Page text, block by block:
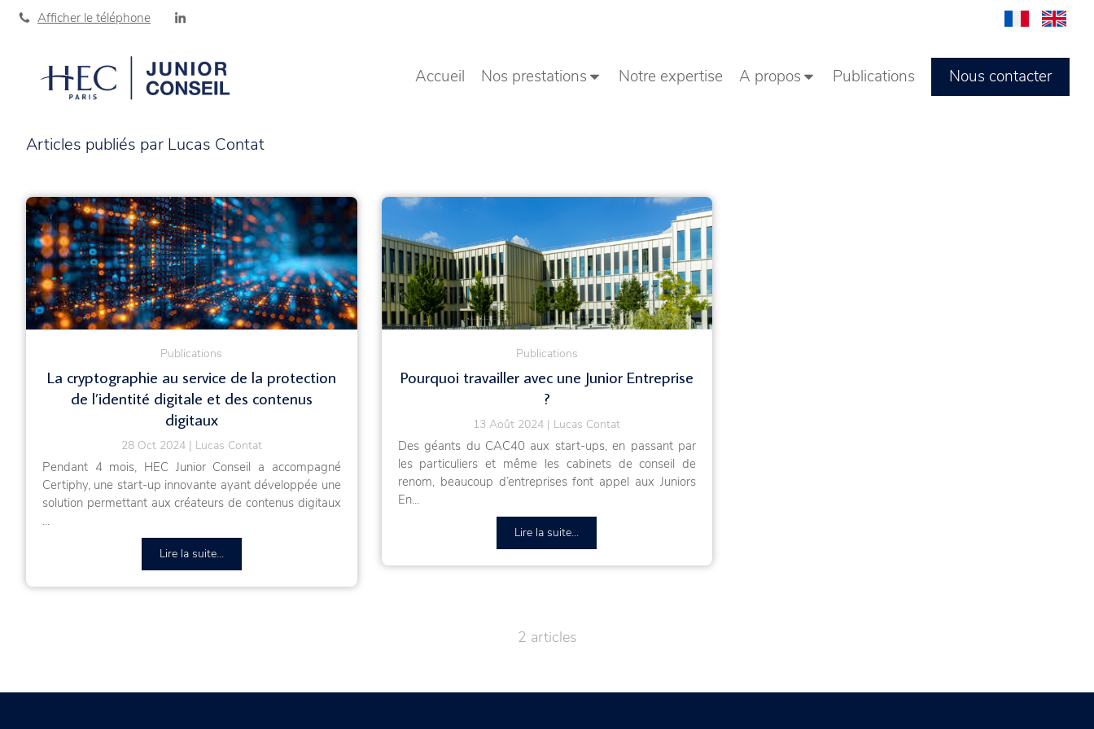
Afficher le téléphone
Accueil Nos prestations Notre expertise A propos Publications Nous contacter
Articles publiés par Lucas Contat
Publications
La cryptographie au service de la protection
de l’identité digitale et des contenus
digitaux
28 Oct 2024 Lucas Contat
Pendant 4 mois, HEC Junior Conseil a accompagné
Certiphy, une start-up innovante ayant développée une
solution permettant aux créateurs de contenus digitaux
...
Lire la suite...
Publications
Pourquoi travailler avec une Junior Entreprise
?
13 Août 2024 Lucas Contat
Des géants du CAC40 aux start-ups, en passant par
les particuliers et même les cabinets de conseil de
renom, beaucoup d’entreprises font appel aux Juniors
En...
Lire la suite...
2 articles